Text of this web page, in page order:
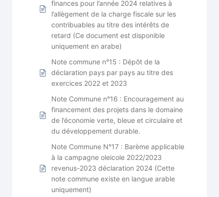
finances pour l’année 2024 relatives à
l’allègement de la charge fiscale sur les
contribuables au titre des intérêts de
retard (Ce document est disponible
uniquement en arabe)
Note commune n°15 : Dépôt de la
déclaration pays par pays au titre des
exercices 2022 et 2023
Note Commune n°16 : Encouragement au
financement des projets dans le domaine
de l’économie verte, bleue et circulaire et
du développement durable.
Note Commune N°17 : Barème applicable
à la campagne oleicole 2022/2023
revenus-2023 déclaration 2024 (Cette
note commune existe en langue arable
uniquement)